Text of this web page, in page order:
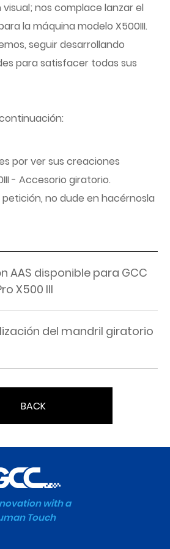
nos complace lanzar el
la máquina modelo X500III.
seguir desarrollando
para satisfacer todas sus
por ver sus creaciones
- Accesorio giratorio.
no dude en hacérnosla
AAS disponible para GCC
X500 III
del mandril giratorio
BACK
with a
Touch